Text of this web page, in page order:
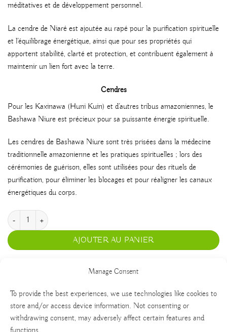
Manage Consent
To provide the best experiences, we use technologies like cookies to
store and/or access device information. Not consenting or
withdrawing consent, may adversely affect certain features and
méditatives et de développement personnel.
La cendre de Niaré est ajoutée au rapé pour la purification spirituelle
et l’équilibrage énergétique, ainsi que pour ses propriétés qui
apportent stabilité, clarté et protection, et contribuent également à
maintenir un lien fort avec la terre.
Cendres
Pour les Kaxinawa (Huni Kuin) et d’autres tribus amazoniennes, le
Bashawa Niure est précieux pour sa puissante énergie spirituelle.
Les cendres de Bashawa Niure sont très prisées dans la médecine
traditionnelle amazonienne et les pratiques spirituelles ; lors des
cérémonies de guérison, elles sont utilisées pour des rituels de
purification, pour éliminer les blocages et pour réaligner les canaux
énergétiques du corps.
quantité de Niaré
AJOUTER AU PANIER